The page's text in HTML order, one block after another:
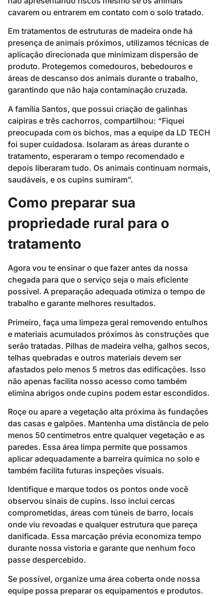
cavarem ou entrarem em contato com o solo tratado.
Em tratamentos de estruturas de madeira onde há
presença de animais próximos, utilizamos técnicas de
aplicação direcionada que minimizam dispersão de
produto. Protegemos comedouros, bebedouros e
áreas de descanso dos animais durante o trabalho,
garantindo que não haja contaminação cruzada.
A família Santos, que possui criação de galinhas
caipiras e três cachorros, compartilhou: “Fiquei
preocupada com os bichos, mas a equipe da LD TECH
foi super cuidadosa. Isolaram as áreas durante o
tratamento, esperaram o tempo recomendado e
depois liberaram tudo. Os animais continuam normais,
saudáveis, e os cupins sumiram”.
Como preparar sua
propriedade rural para o
tratamento
Agora vou te ensinar o que fazer antes da nossa
chegada para que o serviço seja o mais eficiente
possível. A preparação adequada otimiza o tempo de
trabalho e garante melhores resultados.
Primeiro, faça uma limpeza geral removendo entulhos
e materiais acumulados próximos às construções que
serão tratadas. Pilhas de madeira velha, galhos secos,
telhas quebradas e outros materiais devem ser
afastados pelo menos 5 metros das edificações. Isso
não apenas facilita nosso acesso como também
elimina abrigos onde cupins podem estar escondidos.
Roçe ou apare a vegetação alta próxima às fundações
das casas e galpões. Mantenha uma distância de pelo
menos 50 centímetros entre qualquer vegetação e as
paredes. Essa área limpa permite que possamos
aplicar adequadamente a barreira química no solo e
também facilita futuras inspeções visuais.
Identifique e marque todos os pontos onde você
observou sinais de cupins. Isso inclui cercas
comprometidas, áreas com túneis de barro, locais
onde viu revoadas e qualquer estrutura que pareça
danificada. Essa marcação prévia economiza tempo
durante nossa vistoria e garante que nenhum foco
passe despercebido.
Se possível, organize uma área coberta onde nossa
equipe possa preparar os equipamentos e produtos.